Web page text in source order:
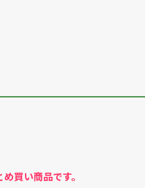
買い商品です。